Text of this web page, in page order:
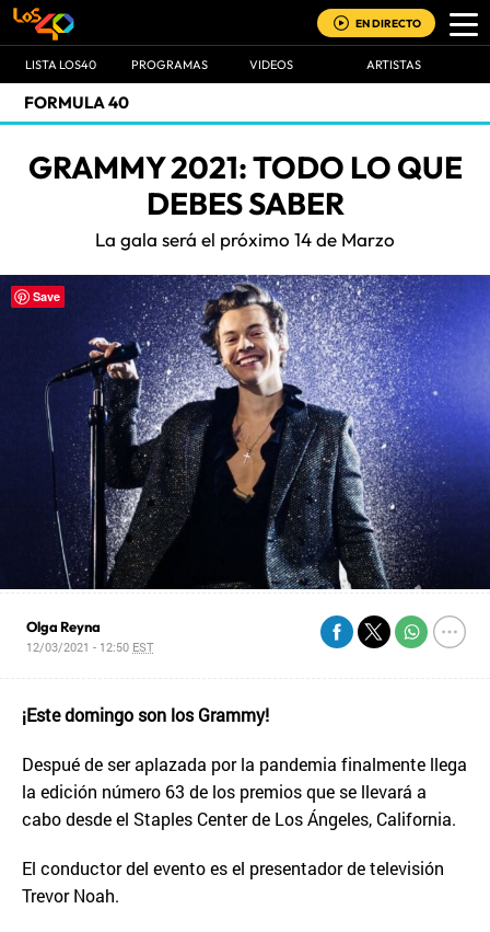
EN DIRECTO
LISTA LOS40 PROGRAMAS VIDEOS ARTISTAS
FORMULA 40
GRAMMY 2021: TODO LO QUE
DEBES SABER
La gala será el próximo 14 de Marzo
Olga Reyna
12/03/2021 - 12:50 EST
¡Este domingo son los Grammy!
Despué de ser aplazada por la pandemia finalmente llega
la edición número 63 de los premios que se llevará a
cabo desde el Staples Center de Los Ángeles, California.
El conductor del evento es el presentador de televisión
Trevor Noah.
Save